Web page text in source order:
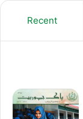
Recent